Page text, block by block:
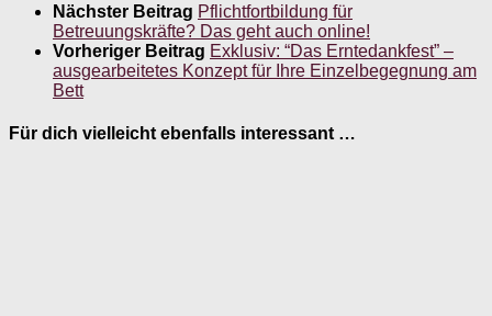
Nächster Beitrag Pflichtfortbildung für
Betreuungskräfte? Das geht auch online!
Vorheriger Beitrag Exklusiv: “Das Erntedankfest” –
ausgearbeitetes Konzept für Ihre Einzelbegegnung am
Bett
Für dich vielleicht ebenfalls interessant …